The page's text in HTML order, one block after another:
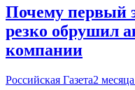
Почему первый
резко обрушил
компании
Российская Газета2